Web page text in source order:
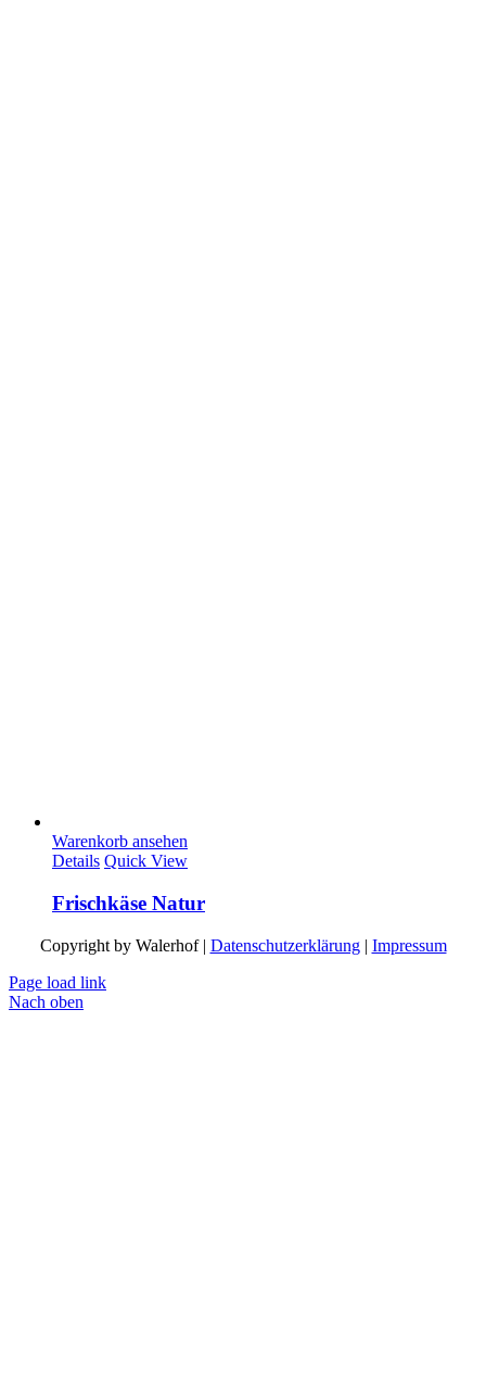
Warenkorb ansehen
Details Quick View
Frischkäse Natur
Copyright by Walerhof | Datenschutzerklärung| Impressum
Page load link
Nach oben